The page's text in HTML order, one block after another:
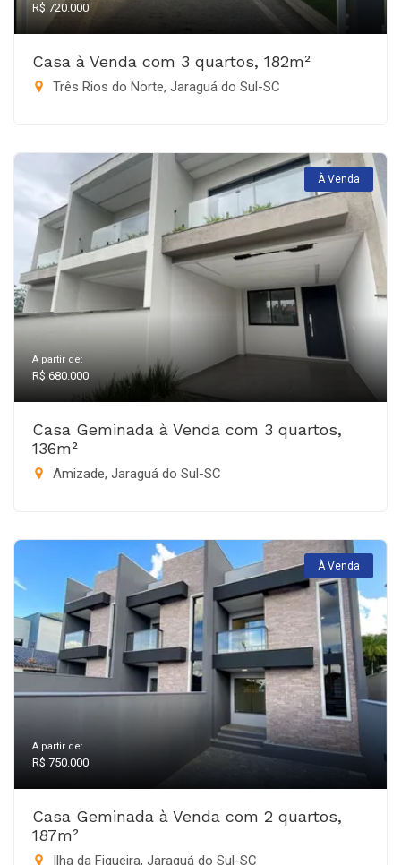
R$ 720.000
Casa à Venda com 3 quartos, 182m²
Três Rios do Norte, Jaraguá do Sul-SC
À Venda
A partir de:
R$ 680.000
Casa Geminada à Venda com 3 quartos,
136m²
Amizade, Jaraguá do Sul-SC
À Venda
A partir de:
R$ 750.000
Casa Geminada à Venda com 2 quartos,
187m²
Ilha da Figueira, Jaraguá do Sul-SC